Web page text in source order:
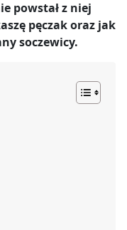
powstał z niej
pęczak oraz jak
soczewicy.